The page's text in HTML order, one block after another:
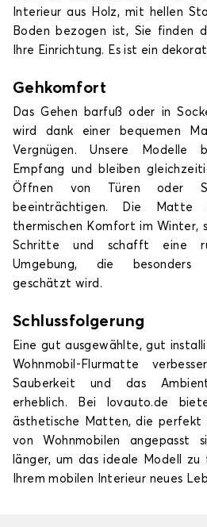
Interieur aus Holz, mit hellen
Boden bezogen ist, Sie finden
Ihre Einrichtung. Es ist ein
Gehkomfort
Das Gehen barfuß oder in
wird dank einer bequemen
Vergnügen. Unsere Modelle
Empfang und bleiben
Öffnen von Türen oder
beeinträchtigen. Die
thermischen Komfort im Winter,
Schritte und schafft eine
Umgebung, die besonders
geschätzt wird.
Schlussfolgerung
Eine gut ausgewählte, gut
Wohnmobil-Flurmatte
Sauberkeit und das
erheblich. Bei lovauto.de
ästhetische Matten, die perfekt
von Wohnmobilen angepasst
länger, um das ideale Modell zu
Ihrem mobilen Interieur neues